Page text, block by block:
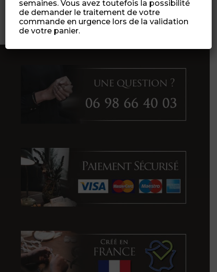
← 1 2 3 4 5 6 7 8 9 … 28
29
30
→
semaines. Vous avez toutefois la possibilité
de demander le traitement de votre
commande en urgence lors de la validation
de votre panier.